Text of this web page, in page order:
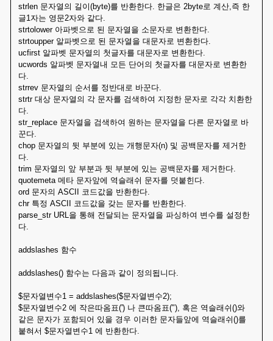
strlen 문자열의 길이(byte)를 반환한다. 한글은 2byte로 계산,즉 한
글1자는 영문2자와 같다.
strtolower 아파벳으로 된 문자열을 소문자로 변환한다.
strtoupper 알파벳으로 된 문자열을 대문자로 변환한다.
ucfirst 알파벳 문자열의 첫글자를 대문자로 변환한다.
ucwords 알파벳 문자열내 모든 단어의 첫글자를 대문자로 변환한
다.
strrev 문자열의 순서를 정반대로 바꾼다.
strtr 대상 문자열의 각 문자를 검색하여 지정한 문자로 각각 치환한
다.
str_replace 문자열을 검색하여 원하는 문자열을 다른 문자열로 바
꾼다.
chop 문자열의 뒷 부분에 있는 개행문자(n) 및 공백문자를 제거한
다.
trim 문자열의 앞 부분과 뒷 부분에 있는 공백문자를 제거한다.
quotemeta 메타 문자앞에 역슬래쉬 문자를 덧붙힌다.
ord 문자의 ASCII 코드값을 반환한다.
chr 특정 ASCII 코드값을 갖는 문자를 반환한다.
parse_str URL을 통해 전달되는 문자열을 파싱하여 변수를 설정한
다.
addslashes 함수
addslashes() 함수는 다음과 같이 정의됩니다.
$문자열변수1 = addslashes($문자열변수2);
$문자열변수2 에 작은따옴표(') 나 큰따옴표("), 혹은 역슬래쉬()와
같은 문자가 포함되어 있을 경우 이러한 문자들앞에 역슬래쉬()를
붙혀서 $문자열변수1 에 반환한다.